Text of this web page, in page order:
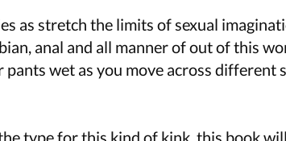
as stretch the limits of sexual
anal and all manner of out of this
wet as you move across different
type for this kind of kink, this book